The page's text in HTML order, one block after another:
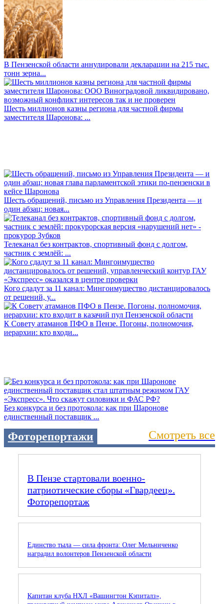
В Пензенской области аннулировали декларации на 215 тыс.
тонн зерна...
Шесть миллионов казны региона для частной фирмы
заместителя Шаронова: ...
Шесть обращений, письмо из Управления Президента — и
один абзац: новая...
Телеканал без контрактов, спортивный фонд с долгом,
частник с землёй: ...
Кого сдадут за 11 канал: Мингоимущество дистанцировалось
от решений, у...
К Совету атаманов ПФО в Пензе. Погоны, полномочия,
иерархии: кто входи...
Без конкурса и без протокола: как при Шаронове
единственный поставщик ...
Фоторепортажи Смотреть все
В Пензе стартовали военно-
патриотические сборы «Гвардеец».
Фоторепортаж
Единство тыла — сила фронта: Олег Мельниченко
наградил волонтеров Пензенской области
Капитан клуба НХЛ «Вашингтон Кэпиталз»,